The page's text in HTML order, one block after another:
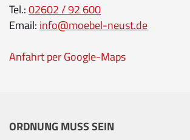
Tel.:02602 / 92 600
Email: info@moebel-neust.de
Anfahrt per Google-Maps
ORDNUNG MUSS SEIN